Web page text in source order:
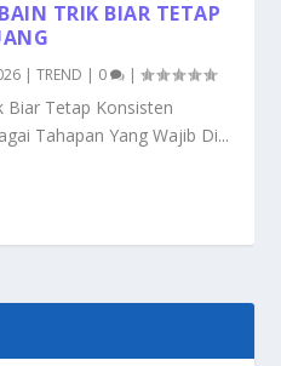
TRIK BIAR TETAP
|TREND | 0 |
Biar Tetap Konsisten
Tahapan Yang Wajib Di...